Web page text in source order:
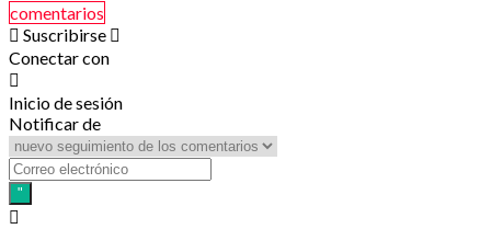
comentarios
Suscribirse
Conectar con
Inicio de sesión
Notificar de